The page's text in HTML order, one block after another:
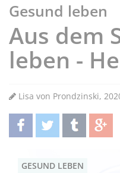
Gesund leben
Aus dem
leben -
Lisa von Prondzinski,
GESUND LEBEN